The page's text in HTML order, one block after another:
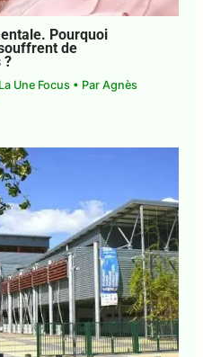
Pourquoi
de
Une Focus• Par